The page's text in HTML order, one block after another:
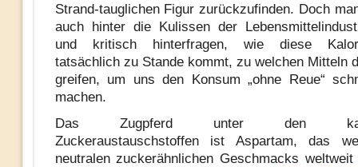
Strand-tauglichen Figur zurückzufinden. Doch
auch hinter die Kulissen der
und kritisch hinterfragen, wie diese
tatsächlich zu Stande kommt, zu welchen Mitteln
greifen, um uns den Konsum „ohne Reue“
machen.
Das Zugpferd unter den
Zuckeraustauschstoffen ist Aspartam, das
neutralen zuckerähnlichen Geschmacks